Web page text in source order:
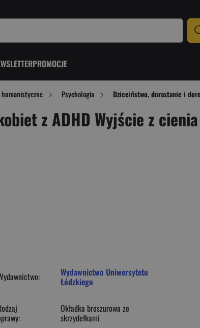
PROMOCJE
humanistyczne Psychologia Dzieciństwo, dorastanie i
z ADHD Wyjście z cienia
Wydawnictwo Uniwersytetu
Łódzkiego
Okładka broszurowa ze
skrzydełkami